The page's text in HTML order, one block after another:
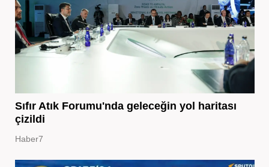
Sıfır Atık Forumu'nda geleceğin yol haritası
çizildi
Haber7